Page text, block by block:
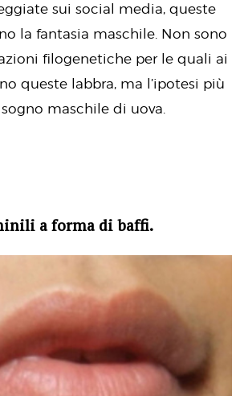
sui social media, queste
la fantasia maschile. Non sono
filogenetiche per le quali ai
queste labbra, ma l’ipotesi più
maschile di uova.
a forma di baffi.